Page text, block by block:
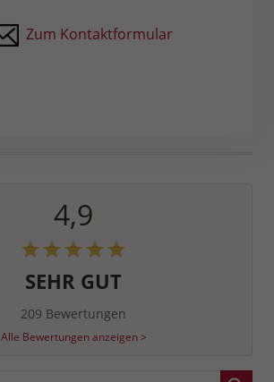
Zum Kontaktformular
4,9
SEHR GUT
209 Bewertungen
Alle Bewertungen anzeigen >